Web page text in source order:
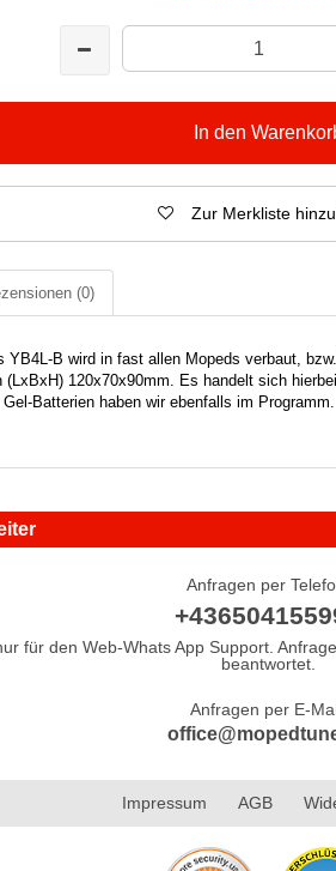
In den
Zur Merkliste
(0)
YB4L-B wird in fast allen Mopeds verbaut,
(LxBxH) 120x70x90mm. Es handelt sich
Batterien haben wir ebenfalls im Programm.
Anfragen per
für den Web-Whats App Support.
beantwortet.
Anfragen per E-
Impressum AGB